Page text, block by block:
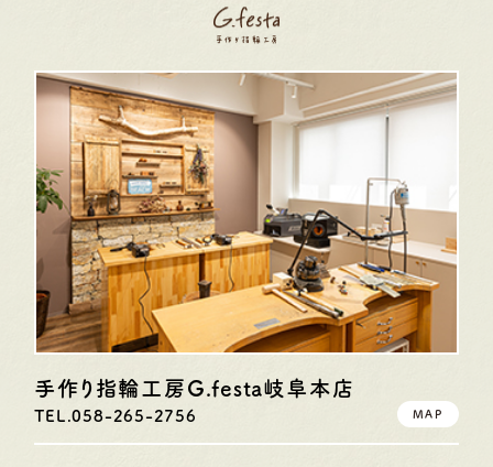
手作り指輪工房G.festa岐阜本店
TEL.058-265-2756 MAP